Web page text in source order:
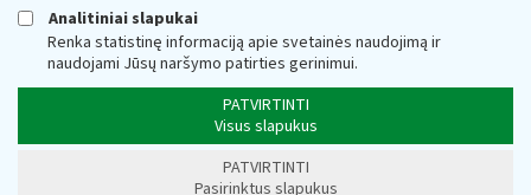
Analitiniai slapukai
Renka statistinę informaciją apie svetainės naudojimą ir
naudojami Jūsų naršymo patirties gerinimui.
PATVIRTINTI
Visus slapukus
PATVIRTINTI
Pasirinktus slapukus